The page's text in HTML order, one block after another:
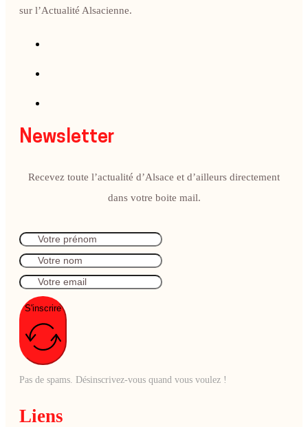
sur l’Actualité Alsacienne.
Newsletter
Recevez toute l’actualité d’Alsace et d’ailleurs directement
dans votre boite mail.
S'inscrire
Pas de spams. Désinscrivez-vous quand vous voulez !
Liens